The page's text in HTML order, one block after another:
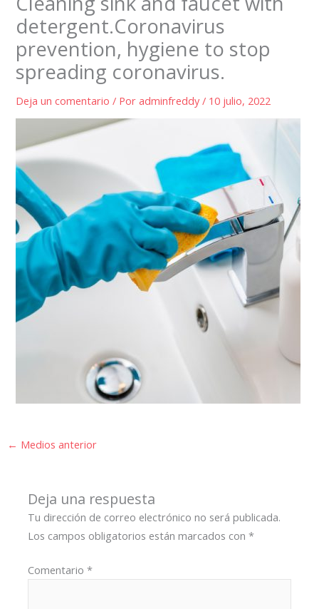
detergent.Coronavirus
prevention, hygiene to stop
spreading coronavirus.
Deja un comentario / Poradminfreddy/ 10 julio, 2022
← Medios anterior
Deja una respuesta
Tu dirección de correo electrónico no será publicada.
Los campos obligatorios están marcados con*
Comentario*